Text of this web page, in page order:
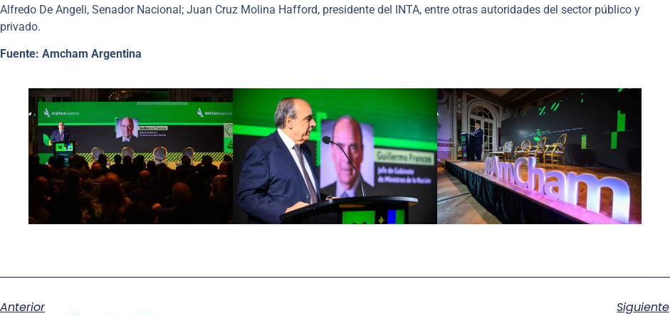
Alfredo De Angeli, Senador Nacional; Juan Cruz Molina Hafford, presidente del INTA, entre otras autoridades del sector público y
privado.
Fuente: Amcham Argentina
Anterior Siguiente